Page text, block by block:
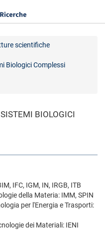
scientifiche
Biologici Complessi
BIOLOGICI
IFC, IGM, IN, IRGB, ITB
della Materia: IMM, SPIN
per l'Energia e Trasporti:
dei Materiali: IENI